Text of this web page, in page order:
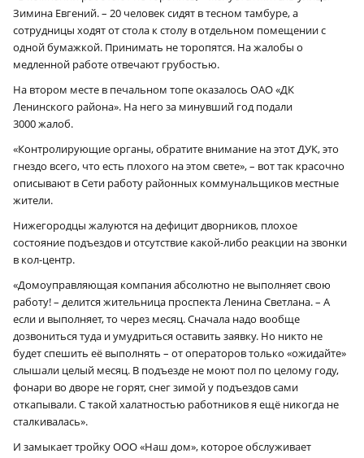
Зимина Евгений. – 20 человек сидят в тесном тамбуре, а
сотрудницы ходят от стола к столу в отдельном помещении с
одной бумажкой. Принимать не торопятся. На жалобы о
медленной работе отвечают грубостью.
На втором месте в печальном топе оказалось ОАО «ДК
Ленинского района». На него за минувший год подали
3000 жалоб.
«Контролирующие органы, обратите внимание на этот ДУК, это
гнездо всего, что есть плохого на этом свете», – вот так красочно
описывают в Сети работу районных коммунальщиков местные
жители.
Нижегородцы жалуются на дефицит дворников, плохое
состояние подъездов и отсутствие какой-либо реакции на звонки
в кол-центр.
«Домоуправляющая компания абсолютно не выполняет свою
работу! – делится жительница проспекта Ленина Светлана. – А
если и выполняет, то через месяц. Сначала надо вообще
дозвониться туда и умудриться оставить заявку. Но никто не
будет спешить её выполнять – от операторов только «ожидайте»
слышали целый месяц. В подъезде не моют пол по целому году,
фонари во дворе не горят, снег зимой у подъездов сами
откапывали. С такой халатностью работников я ещё никогда не
сталкивалась».
И замыкает тройку ООО «Наш дом», которое обслуживает